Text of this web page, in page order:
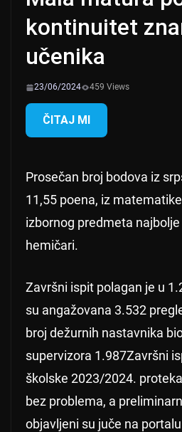
kontinuitet
učenika
23/06/2024 459 Views
ČITAJ MI
Prosečan broj bodova iz
11,55 poena, iz
izbornog predmeta
hemičari.
Završni ispit polagan je u
su angažovana 3.532
broj dežurnih nastavnika
supervizora 1.987Završni
školske 2023/2024.
bez problema, a
objavljeni su juče na